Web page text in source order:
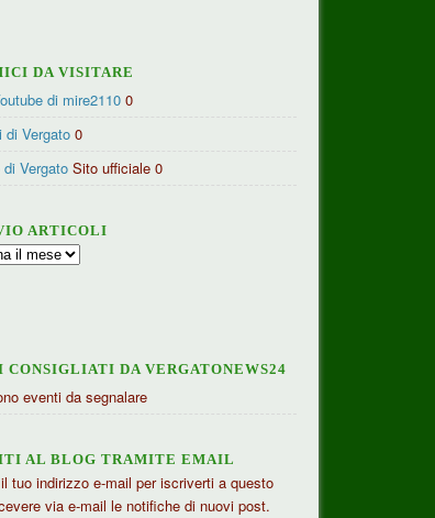
DA VISITARE
di mire2110 0
di Vergato 0
Vergato Sito ufficiale 0
ARTICOLI
CONSIGLIATI DA VERGATONEWS24
eventi da segnalare
AL BLOG TRAMITE EMAIL
tuo indirizzo e-mail per iscriverti a questo
via e-mail le notifiche di nuovi post.